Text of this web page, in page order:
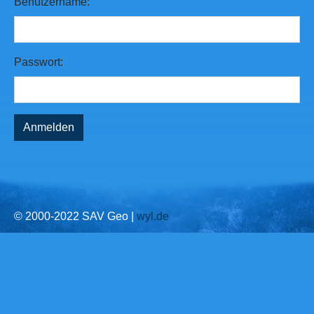
Passwort:
© 2000-2022 SAV Geo | wyl.de